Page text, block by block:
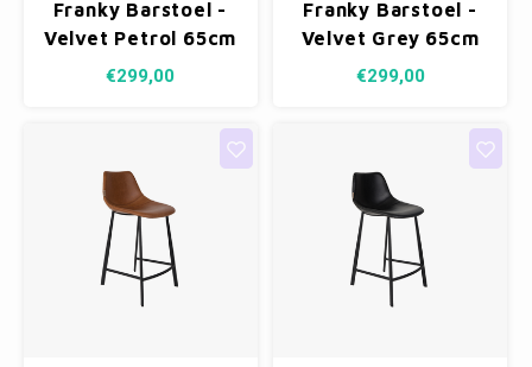
Franky Barstoel -
Velvet Petrol 65cm
€299,00
Franky Barstoel -
Velvet Grey 65cm
€299,00